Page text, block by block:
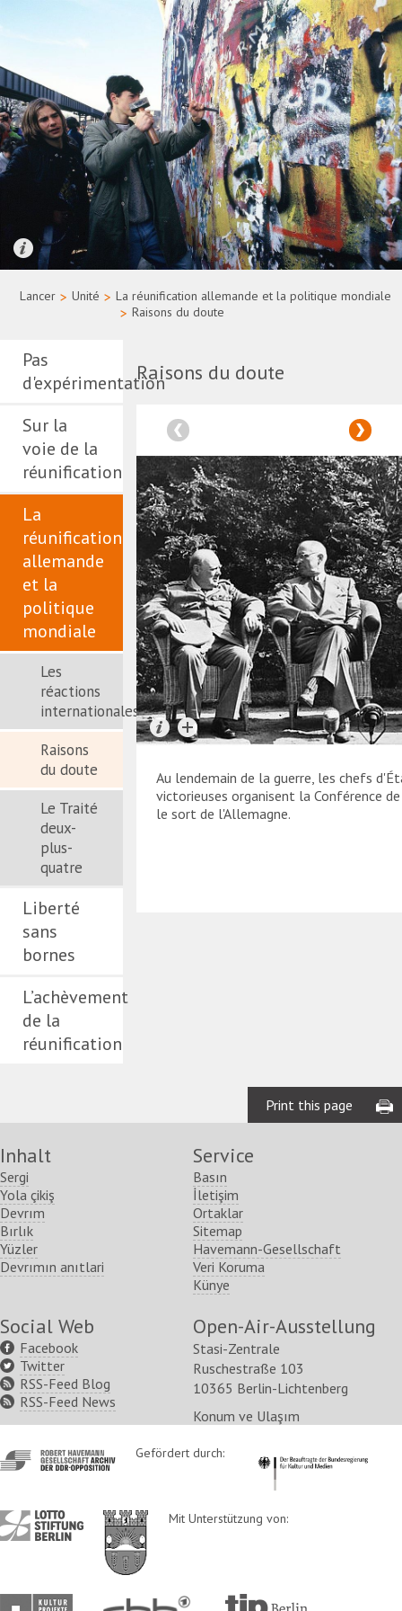
Lancer > Unité > La réunification allemande et la politique mondiale
> Raisons du doute
Pas
d'expérimentation
Sur la
voie de la
réunification
La
réunification
allemande
et la
politique
mondiale
Les
réactions
internationales
Raisons
du doute
Le Traité
deux-
plus-
quatre
Liberté
sans
bornes
L’achèvement
de la
réunification
Raisons du doute
Au lendemain de la guerre, les chefs
victorieuses organisent la Conférence
le sort de l'Allemagne.
Print this page
Inhalt
Sergi
Yola çikiş
Devrım
Bırlık
Yüzler
Devrımın anıtlari
Service
Basın
İletişim
Ortaklar
Sitemap
Havemann-Gesellschaft
Veri Koruma
Künye
Social Web
Facebook
Twitter
RSS-Feed Blog
RSS-Feed News
Open-Air-Ausstellung
Stasi-Zentrale
Ruschestraße 103
10365 Berlin-Lichtenberg
Konum ve Ulaşım
http://www.havemann-
gesellschaft.de/
Gefördert durch: http://
http://www.lotto-
stiftung-
http://www.berlin.de/ba-
lichtenberg/
Mit Unterstützung von:
http://www.kulturprojekte-
http://www.rbb- http://www.tip-